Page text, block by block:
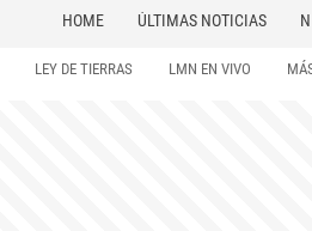
HOME ÚLTIMAS NOTICIAS
LEY DE TIERRAS LMN EN VIVO